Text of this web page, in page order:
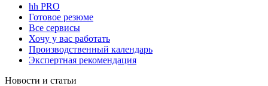
hh PRO
Готовое резюме
Все сервисы
Хочу у вас работать
Производственный календарь
Экспертная рекомендация
Новости и статьи